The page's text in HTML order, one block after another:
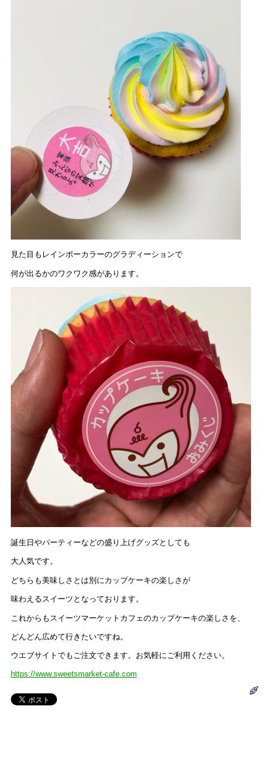
見た目もレインボーカラーのグラディーションで
何が出るかのワクワク感があります。
誕生日やパーティーなどの盛り上げグッズとしても
大人気です。
どちらも美味しさとは別にカップケーキの楽しさが
味わえるスイーツとなっております。
これからもスイーツマーケットカフェのカップケーキの楽しさを、
どんどん広めて行きたいですね。
ウエブサイトでもご注文できます。お気軽にご利用ください。
https://www.sweetsmarket-cafe.com